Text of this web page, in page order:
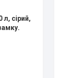
л, сірий,